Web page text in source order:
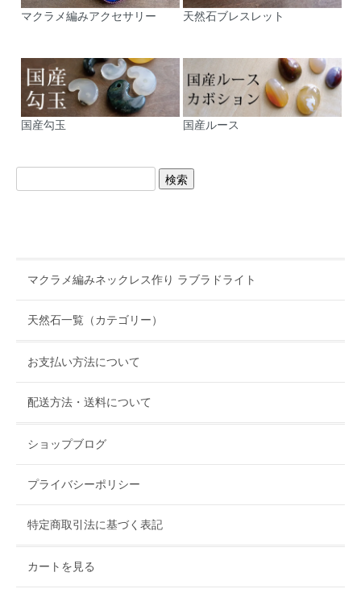
マクラメ編みアクセサリー 天然石ブレスレット
国産勾玉 国産ルース
マクラメ編みネックレス作り ラブラドライト
天然石一覧（カテゴリー）
お支払い方法について
配送方法・送料について
ショップブログ
プライバシーポリシー
特定商取引法に基づく表記
カートを見る